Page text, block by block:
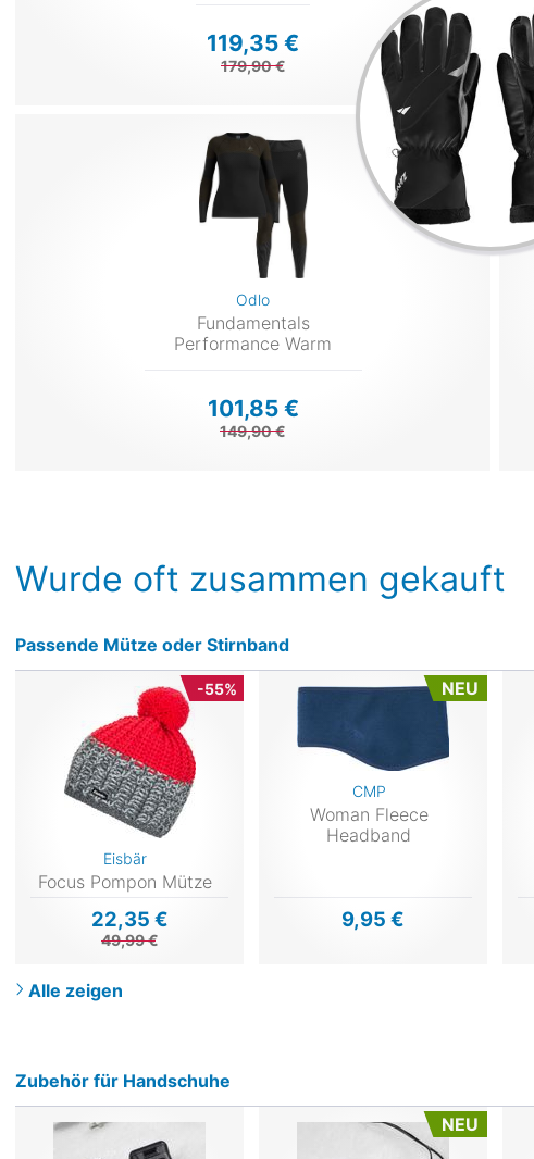
119,35 €
179,90 €
Odlo
Fundamentals
Performance Warm
101,85 €
149,90 €
Wurde oft zusammen gekauft
Passende Mütze oder Stirnband
-55%
Eisbär
Focus Pompon Mütze
22,35 €
49,99 €
NEU
CMP
Woman Fleece
Headband
9,95 €
Alle zeigen
Zubehör für Handschuhe
NEU